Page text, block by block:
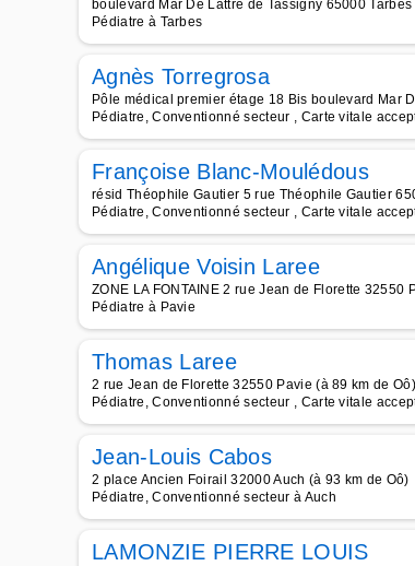
boulevard Mar De Lattre de Tassigny 65000
Pédiatre à Tarbes
Agnès Torregrosa
Pôle médical premier étage 18 Bis boulevard Mar
Pédiatre, Conventionné secteur , Carte vitale
Françoise Blanc-Moulédous
résid Théophile Gautier 5 rue Théophile Gautier
Pédiatre, Conventionné secteur , Carte vitale
Angélique Voisin Laree
ZONE LA FONTAINE 2 rue Jean de Florette 32550
Pédiatre à Pavie
Thomas Laree
2 rue Jean de Florette 32550 Pavie (à 89 km de Oô)
Pédiatre, Conventionné secteur , Carte vitale
Jean-Louis Cabos
2 place Ancien Foirail 32000 Auch (à 93 km de Oô)
Pédiatre, Conventionné secteur à Auch
LAMONZIE PIERRE LOUIS